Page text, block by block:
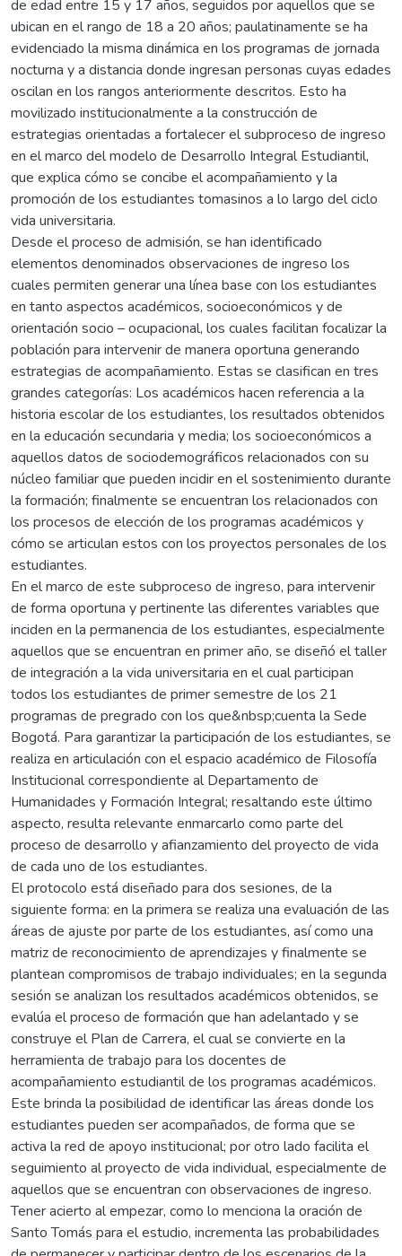
de edad entre 15 y 17 años, seguidos por aquellos que se
ubican en el rango de 18 a 20 años; paulatinamente se ha
evidenciado la misma dinámica en los programas de jornada
nocturna y a distancia donde ingresan personas cuyas edades
oscilan en los rangos anteriormente descritos. Esto ha
movilizado institucionalmente a la construcción de
estrategias orientadas a fortalecer el subproceso de ingreso
en el marco del modelo de Desarrollo Integral Estudiantil,
que explica cómo se concibe el acompañamiento y la
promoción de los estudiantes tomasinos a lo largo del ciclo
vida universitaria.
Desde el proceso de admisión, se han identificado
elementos denominados observaciones de ingreso los
cuales permiten generar una línea base con los estudiantes
en tanto aspectos académicos, socioeconómicos y de
orientación socio – ocupacional, los cuales facilitan focalizar la
población para intervenir de manera oportuna generando
estrategias de acompañamiento. Estas se clasifican en tres
grandes categorías: Los académicos hacen referencia a la
historia escolar de los estudiantes, los resultados obtenidos
en la educación secundaria y media; los socioeconómicos a
aquellos datos de sociodemográficos relacionados con su
núcleo familiar que pueden incidir en el sostenimiento durante
la formación; finalmente se encuentran los relacionados con
los procesos de elección de los programas académicos y
cómo se articulan estos con los proyectos personales de los
estudiantes.
En el marco de este subproceso de ingreso, para intervenir
de forma oportuna y pertinente las diferentes variables que
inciden en la permanencia de los estudiantes, especialmente
aquellos que se encuentran en primer año, se diseñó el taller
de integración a la vida universitaria en el cual participan
todos los estudiantes de primer semestre de los 21
programas de pregrado con los que&nbsp;cuenta la Sede
Bogotá. Para garantizar la participación de los estudiantes, se
realiza en articulación con el espacio académico de Filosofía
Institucional correspondiente al Departamento de
Humanidades y Formación Integral; resaltando este último
aspecto, resulta relevante enmarcarlo como parte del
proceso de desarrollo y afianzamiento del proyecto de vida
de cada uno de los estudiantes.
El protocolo está diseñado para dos sesiones, de la
siguiente forma: en la primera se realiza una evaluación de las
áreas de ajuste por parte de los estudiantes, así como una
matriz de reconocimiento de aprendizajes y finalmente se
plantean compromisos de trabajo individuales; en la segunda
sesión se analizan los resultados académicos obtenidos, se
evalúa el proceso de formación que han adelantado y se
construye el Plan de Carrera, el cual se convierte en la
herramienta de trabajo para los docentes de
acompañamiento estudiantil de los programas académicos.
Este brinda la posibilidad de identificar las áreas donde los
estudiantes pueden ser acompañados, de forma que se
activa la red de apoyo institucional; por otro lado facilita el
seguimiento al proyecto de vida individual, especialmente de
aquellos que se encuentran con observaciones de ingreso.
Tener acierto al empezar, como lo menciona la oración de
Santo Tomás para el estudio, incrementa las probabilidades